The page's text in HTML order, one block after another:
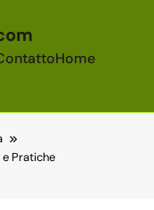
Home
Pratiche